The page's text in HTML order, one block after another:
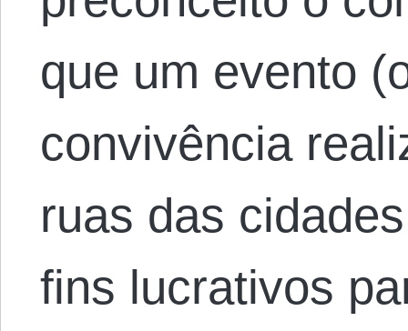
que um evento
convivência
ruas das
fins lucrativos